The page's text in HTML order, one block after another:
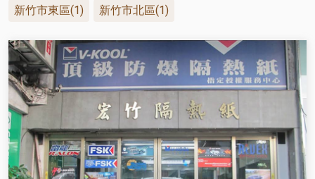
新竹市東區(1) 新竹市北區(1)